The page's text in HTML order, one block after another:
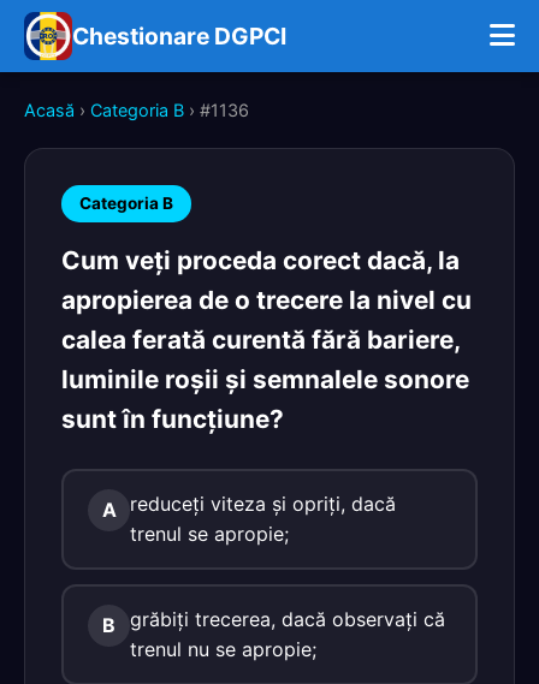
Chestionare DGPCI
Acasă › Categoria B › #1136
Categoria B
Cum veţi proceda corect dacă, la
apropierea de o trecere la nivel cu
calea ferată curentă fără bariere,
luminile roşii şi semnalele sonore
sunt în funcţiune?
A
reduceţi viteza şi opriţi, dacă
trenul se apropie;
B
grăbiţi trecerea, dacă observaţi că
trenul nu se apropie;